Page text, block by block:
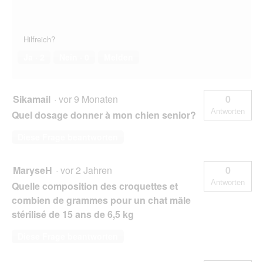
Hilfreich?
Sikamail · vor 9 Monaten
Quel dosage donner à mon chien senior?
0
Antworten
MaryseH · vor 2 Jahren
Quelle composition des croquettes et
combien de grammes pour un chat mâle
stérilisé de 15 ans de 6,5 kg
0
Antworten